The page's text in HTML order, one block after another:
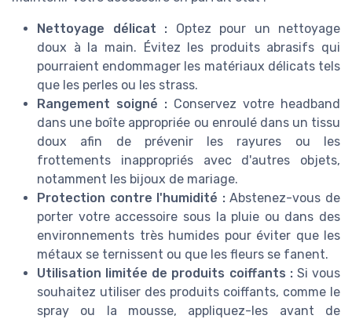
Nettoyage délicat : Optez pour un nettoyage
doux à la main. Évitez les produits abrasifs qui
pourraient endommager les matériaux délicats tels
que les perles ou les strass.
Rangement soigné : Conservez votre headband
dans une boîte appropriée ou enroulé dans un tissu
doux afin de prévenir les rayures ou les
frottements inappropriés avec d'autres objets,
notamment les bijoux de mariage.
Protection contre l'humidité :Abstenez-vous de
porter votre accessoire sous la pluie ou dans des
environnements très humides pour éviter que les
métaux se ternissent ou que les fleurs se fanent.
Utilisation limitée de produits coiffants :Si vous
souhaitez utiliser des produits coiffants, comme le
spray ou la mousse, appliquez-les avant de